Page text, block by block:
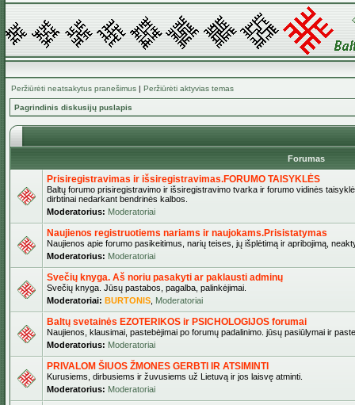
Peržiūrėti neatsakytus pranešimus | Peržiūrėti aktyvias temas
Pagrindinis diskusijų puslapis
Forumas
Prisiregistravimas ir išsiregistravimas.FORUMO TAISYKLĖS
Baltų forumo prisiregistravimo ir išsiregistravimo tvarka ir forumo vidinės
dirbtinai nedarkant bendrinės kalbos.
Moderatorius: Moderatoriai
Naujienos registruotiems nariams ir naujokams.Prisistatymas
Naujienos apie forumo pasikeitimus, narių teises, jų išplėtimą ir apribojimą,
Moderatorius: Moderatoriai
Svečių knyga. Aš noriu pasakyti ar paklausti adminų
Svečių knyga. Jūsų pastabos, pagalba, palinkėjimai.
Moderatoriai: BURTONIS Moderatoriai
Baltų svetainės EZOTERIKOS ir PSICHOLOGIJOS forumai
Naujienos, klausimai, pastebėjimai po forumų padalinimo. jūsų pasiūlymai ir
Moderatorius: Moderatoriai
PRIVALOM ŠIUOS ŽMONES GERBTI IR ATSIMINTI
Kurusiems, dirbusiems ir žuvusiems už Lietuvą ir jos laisvę atminti.
Moderatorius: Moderatoriai